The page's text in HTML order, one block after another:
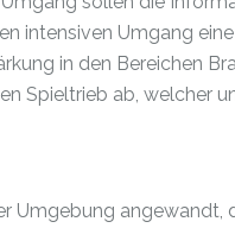
intensiven Umgang
in den Bereichen
Spieltrieb ab, welcher
Umgebung